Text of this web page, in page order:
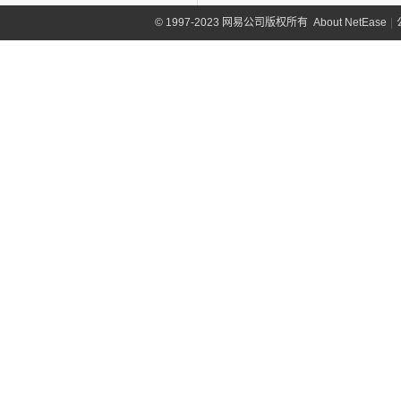
©1997-2023 网易公司版权所有 About NetEase